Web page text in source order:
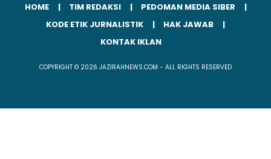
HOME TIM REDAKSI
PEDOMAN MEDIA SIBER
KODE ETIK JURNALISTIK
HAK JAWAB
KONTAK IKLAN
COPYRIGHT © 2026 JAZIRAHNEWS.COM - ALL RIGHTS RESERVED